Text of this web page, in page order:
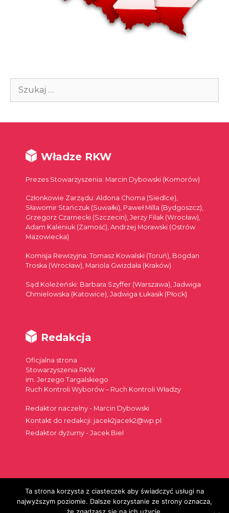
Szukaj:
Władze RKW
Prezes Stowarzyszenia: Marcin Dybowski (Komorów)
Członkowie Zarządu: Aldona Choma (Siedlce),
Sławomir Stańczuk (Suwałki), Paweł Milla (Bydgoszcz),
Grzegorz Czarnecki (Szczecin), Jerzy Filak (Wrocław),
Adam Kaleniuk (Zamość), Andrzej Morawski (Ostrów
Mazowiecka)
Komisja Rewizyjna: Tomasz Kowalski (Toruń), Bogdan
Troska (Wrocław), Mariola Gwizdała (Kraków)
Sąd Koleżeński: Barbara Szyffer (Warszawa), Jadwiga
Chmielowska (Katowice), Jadwiga Łukasik (Płock)
Redakcja
Oficjalna strona
Stowarzyszenia RKW
im. Jerzego Targalskiego
Ruch Kontroli Wyborów – Ruch Kontroli Władzy
Redaktor naczelny - Marcin Dybowski
Kontakt do redakcji: jacek2jacek2@wp.pl
Redaktor dyżurny - Jacek Biel
Szukaj:
Ta strona korzysta z ciasteczek aby świadczyć usługi na
najwyższym poziomie. Dalsze korzystanie ze strony oznacza,